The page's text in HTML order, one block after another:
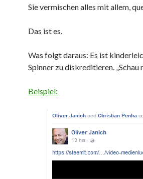
Sie vermischen alles mit allem,
Das ist es.
Was folgt daraus: Es ist
Spinner zu diskreditieren.
Beispiel: